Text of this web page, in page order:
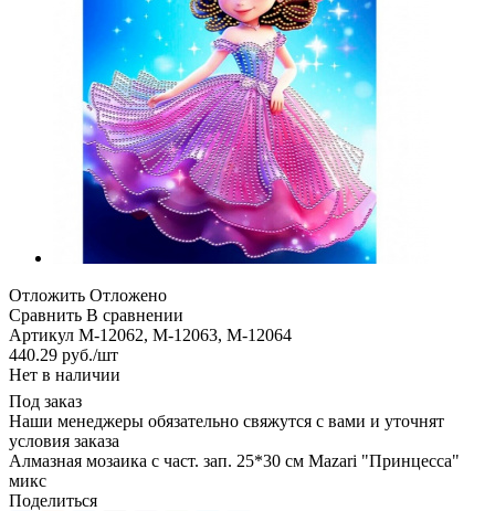
Отложить Отложено
Сравнить В сравнении
Артикул М-12062, М-12063, М-12064
440.29 руб./шт
Нет в наличии
Под заказ
Наши менеджеры обязательно свяжутся с вами и уточнят
условия заказа
Алмазная мозаика с част. зап. 25*30 см Mazari "Принцесса"
микс
Поделиться